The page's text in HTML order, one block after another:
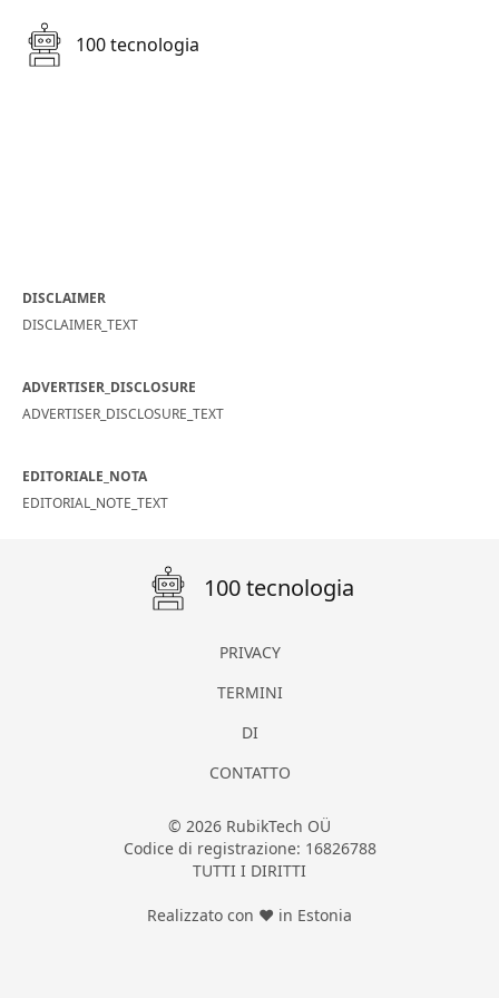
100 tecnologia
DISCLAIMER
DISCLAIMER_TEXT
ADVERTISER_DISCLOSURE
ADVERTISER_DISCLOSURE_TEXT
EDITORIALE_NOTA
EDITORIAL_NOTE_TEXT
100 tecnologia
PRIVACY
TERMINI
DI
CONTATTO
© 2026 RubikTech OÜ
Codice di registrazione: 16826788
TUTTI I DIRITTI
Realizzato con ❤ in Estonia